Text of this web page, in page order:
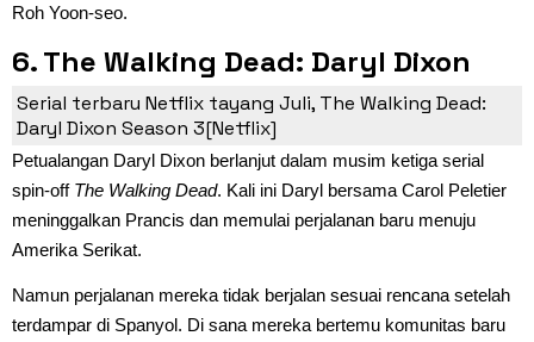
Roh Yoon-seo.
6. The Walking Dead: Daryl Dixon
Season 3 (19 Juli)
Serial terbaru Netflix tayang Juli, The Walking Dead:
Daryl Dixon Season 3[Netflix]
Petualangan Daryl Dixon berlanjut dalam musim ketiga serial
spin-off The Walking Dead. Kali ini Daryl bersama Carol Peletier
meninggalkan Prancis dan memulai perjalanan baru menuju
Amerika Serikat.
Namun perjalanan mereka tidak berjalan sesuai rencana setelah
terdampar di Spanyol. Di sana mereka bertemu komunitas baru